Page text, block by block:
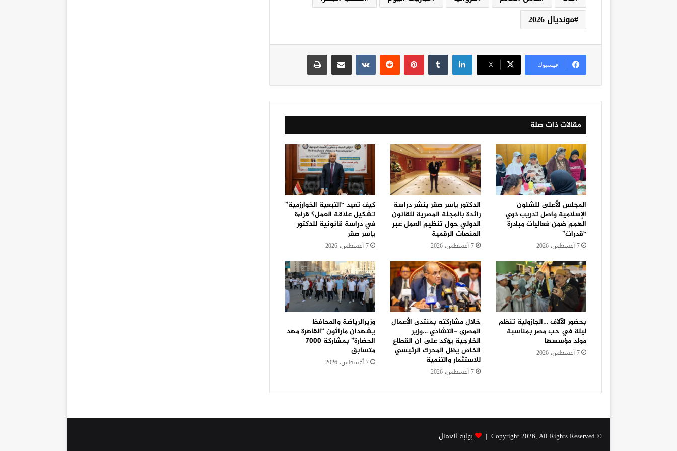
مونديال 2026
فيسبوك ‫X
لينكدإن بينتيريست
مقالات ذات صلة
المجلس الأعلى للشئون
الإسلامية واصل تدريب ذوي
الهمم ضمن فعاليات مبادرة
“قدرات”
7 أغسطس، 2026
الدكتور ياسر صقر ينشر دراسة
رائدة بالمجلة المصرية للقانون
الدولي حول تنظيم العمل عبر
المنصات الرقمية
7 أغسطس، 2026
كيف تعيد “التبعية الخوارزمية”
تشكيل علاقة العمل؟ قراءة
في دراسة قانونية للدكتور
ياسر صقر
7 أغسطس، 2026
بحضور الآلاف …الجازولية تنظم
ليلة في حب مصر بمناسبة
مولد مؤسسها
7 أغسطس، 2026
خلال مشاركته بمنتدى الأعمال
المصرى -التشادي …وزير
الخارجية يؤكد على ان القطاع
الخاص يظل المحرك الرئيسي
للاستثمار والتنمية
7 أغسطس، 2026
وزيرالرياضة والمحافظ
يشهدان ماراثون “القاهرة مهد
الحضارة” بمشاركة 7000
متسابق
7 أغسطس، 2026
© Copyright 2026, All Rights Reserved | بوابة العمال